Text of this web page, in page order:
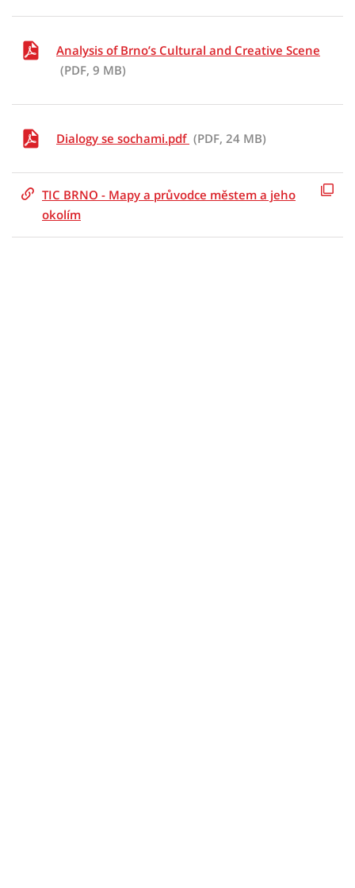
Analysis of Brno’s Cultural and Creative Scene
(PDF, 9 MB)
Dialogy se sochami.pdf (PDF, 24 MB)
TIC BRNO - Mapy a průvodce městem a jeho
okolím